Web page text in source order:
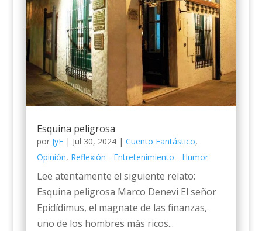
Esquina peligrosa
por JyE| Jul 30, 2024| Cuento Fantástico,
Opinión, Reflexión - Entretenimiento - Humor
Lee atentamente el siguiente relato:
Esquina peligrosa Marco Denevi El señor
Epidídimus, el magnate de las finanzas,
uno de los hombres más ricos...